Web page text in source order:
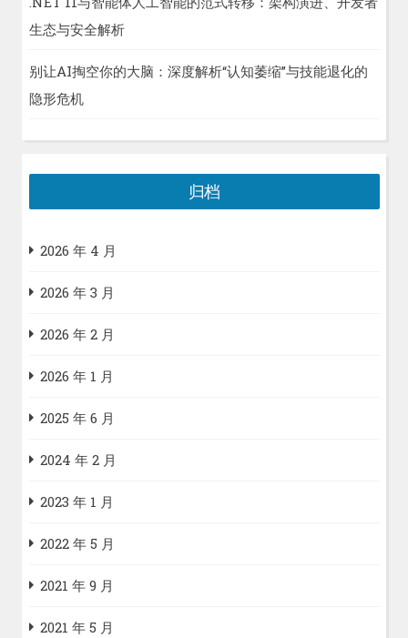
生态与安全解析
别让AI掏空你的大脑：深度解析“认知萎缩”与技能退化的
隐形危机
归档
2026 年 4 月
2026 年 3 月
2026 年 2 月
2026 年 1 月
2025 年 6 月
2024 年 2 月
2023 年 1 月
2022 年 5 月
2021 年 9 月
2021 年 5 月